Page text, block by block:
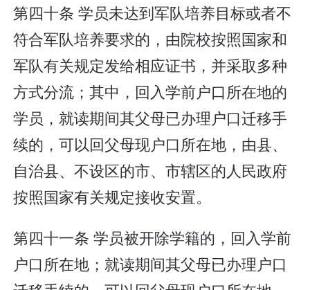
第四十条 学员未达到军队培养目标或者不
符合军队培养要求的，由院校按照国家和
军队有关规定发给相应证书，并采取多种
方式分流；其中，回入学前户口所在地的
学员，就读期间其父母已办理户口迁移手
续的，可以回父母现户口所在地，由县、
自治县、不设区的市、市辖区的人民政府
按照国家有关规定接收安置。
第四十一条 学员被开除学籍的，回入学前
户口所在地；就读期间其父母已办理户口